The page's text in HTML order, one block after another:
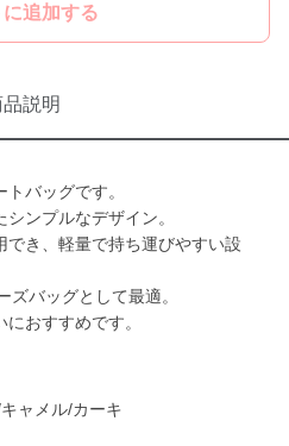
に追加する
説明
バッグです。
ンプルなデザイン。
き、軽量で持ち運びやすい設
バッグとして最適。
おすすめです。
ャメル/カーキ